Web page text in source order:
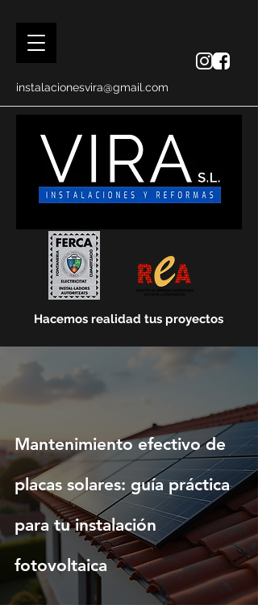
Hacemos realidad tus proyectos
instalacionesvira@gmail.com
Mantenimiento efectivo de
placas solares: guía práctica
para tu instalación
fotovoltaica